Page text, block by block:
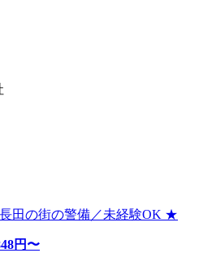
田の街の警備／未経験OK ★
円〜